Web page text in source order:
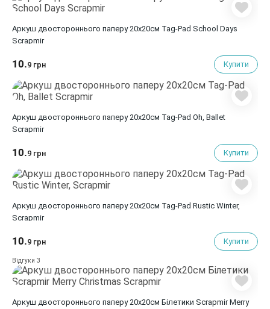
Аркуш двостороннього паперу 20х20см Tag-Pad School Days
Scrapmir
10.9 грн Купити
Аркуш двостороннього паперу 20х20см Tag-Pad Oh, Ballet
Scrapmir
10.9 грн Купити
Аркуш двостороннього паперу 20х20см Tag-Pad Rustic Winter,
Scrapmir
10.9 грн Купити
Відгуки 3
Аркуш двостороннього паперу 20х20см Білетики Scrapmir Merry